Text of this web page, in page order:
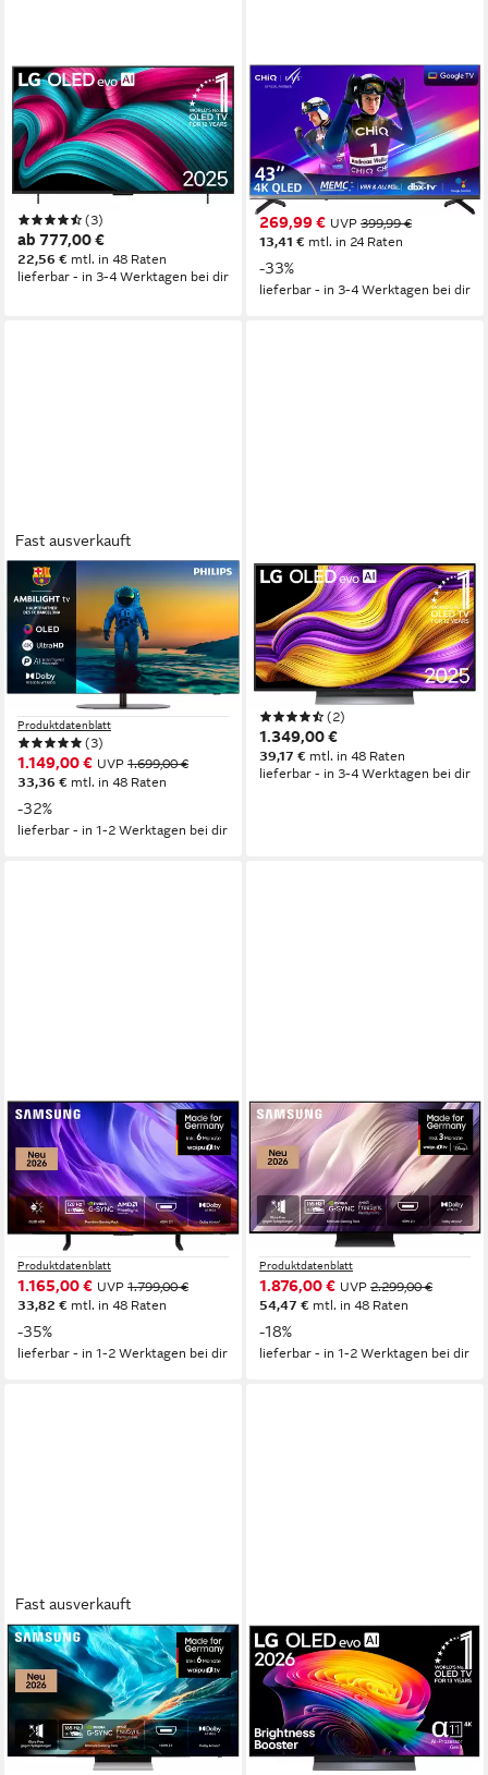
LG
48C54LA OLED-Fernseher
122 cm/48 Zoll Diagonale
OLED evo Bildschirmtechnologie
4K Ultra HD Auflösung
Produktdatenblatt
(3)
ab 777,00 €
22,56 € mtl. in 48 Raten
lieferbar - in 3-4 Werktagen bei dir
CHIQ
U43QST QLED-Fernseher
109 cm/43 Zoll Diagonale
QLED Bildschirmtechnologie
4K Ultra HD Auflösung
Produktdatenblatt
269,99 € UVP 399,99 €
13,41 € mtl. in 24 Raten
-33%
lieferbar - in 3-4 Werktagen bei dir
Fast ausverkauft
PHILIPS
48OLED810/12 OLED-
Fernseher
121 cm/48 Zoll Diagonale
OLED
Bildschirmtechnologie
4K Ultra HD Auflösung
Produktdatenblatt
(3)
1.149,00 € UVP 1.699,00 €
33,36 € mtl. in 48 Raten
-32%
lieferbar - in 1-2 Werktagen bei dir
LG
48G59LS OLED-Fernseher
122 cm/48 Zoll Diagonale
4K Ultra HD Auflösung
Smart-TV Internetfähigkeit
Produktdatenblatt
(2)
1.349,00 €
39,17 € mtl. in 48 Raten
lieferbar - in 3-4 Werktagen bei dir
SAMSUNG
GQ48S85HAE OLED-
Fernseher
120 cm/48 Zoll Diagonale
OLED
Bildschirmtechnologie
4K Ultra HD Auflösung
Produktdatenblatt
1.165,00 € UVP 1.799,00 €
33,82 € mtl. in 48 Raten
-35%
lieferbar - in 1-2 Werktagen bei dir
SAMSUNG
GQ48S95HAE OLED-
Fernseher
120 cm/48 Zoll Diagonale
OLED Bildschirmtechnologie
4K Ultra HD Auflösung
Produktdatenblatt
1.876,00 € UVP 2.299,00 €
54,47 € mtl. in 48 Raten
-18%
lieferbar - in 1-2 Werktagen bei dir
Fast ausverkauft
SAMSUNG
GQ48S90HAE OLED-
Fernseher
120 cm/48 Zoll Diagonale
OLED Bildschirmtechnologie
4K Ultra HD Auflösung
LG
OLED48C68LA OLED-
Fernseher
121 cm/48 Zoll Diagonale
OLED evo
Bildschirmtechnologie
4K Ultra HD Auflösung